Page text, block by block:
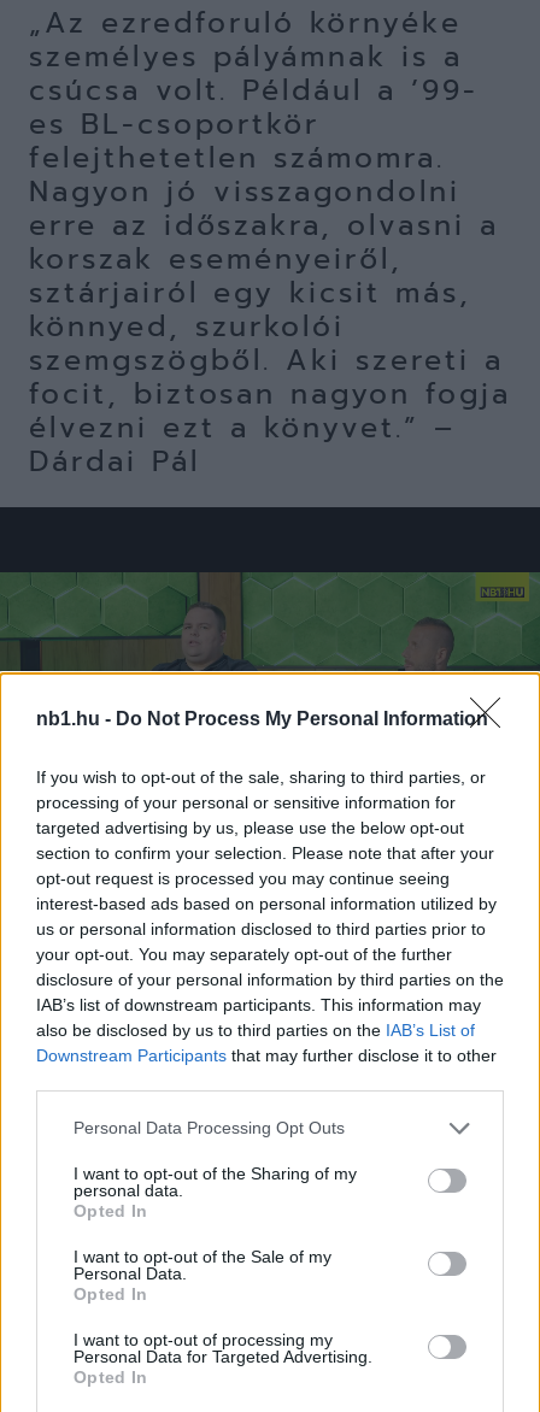
nb1.hu - Do Not Process My Personal Information
If you wish to opt-out of the sale, sharing to third parties, or
processing of your personal or sensitive information for
targeted advertising by us, please use the below opt-out
section to confirm your selection. Please note that after your
opt-out request is processed you may continue seeing
interest-based ads based on personal information utilized by
us or personal information disclosed to third parties prior to
your opt-out. You may separately opt-out of the further
disclosure of your personal information by third parties on the
IAB’s list of downstream participants. This information may
also be disclosed by us to third parties on the IAB’s List of
Downstream Participants that may further disclose it to other
Please note that this website/app uses one or more Google
not limited to your visit or usage behaviour. You may click to
grant or deny consent to Google and its third-party tags to
use your data for below specified purposes in below Google
consent section.
Personal Data Processing Opt Outs
I want to opt-out of the Sharing of my
personal data.
Opted In
I want to opt-out of the Sale of my
Personal Data.
Opted In
I want to opt-out of processing my
Personal Data for Targeted Advertising.
Opted In
„Az ezredforuló környéke
személyes pályámnak is a
csúcsa volt. Például a ’99-
es BL-csoportkör
felejthetetlen számomra.
Nagyon jó visszagondolni
erre az időszakra, olvasni a
korszak eseményeiről,
sztárjairól egy kicsit más,
könnyed, szurkolói
szemgszögből. Aki szereti a
focit, biztosan nagyon fogja
élvezni ezt a könyvet.” –
Dárdai Pál
Pause UnmuteLoaded:
0%
Remaining
Time
-0:14
Picture-
Megosztás:
KAPCSOLÓDÓ HÍREK